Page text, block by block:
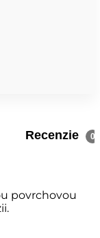
Recenzie 0
povrchovou